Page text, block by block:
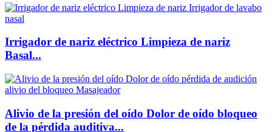
Irrigador de nariz eléctrico Limpieza de nariz
Basal...
Alivio de la presión del oído Dolor de oído bloqueo
de la pérdida auditiva...